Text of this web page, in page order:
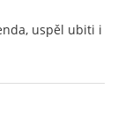
uspěl ubiti i